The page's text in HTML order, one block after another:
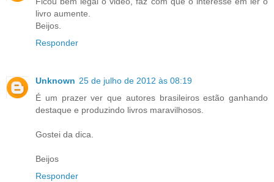
livro aumente.
Beijos.
Responder
Unknown 25 de julho de 2012 às 08:19
É um prazer ver que autores brasileiros estão ganhando
destaque e produzindo livros maravilhosos.
Gostei da dica.
Beijos
Responder